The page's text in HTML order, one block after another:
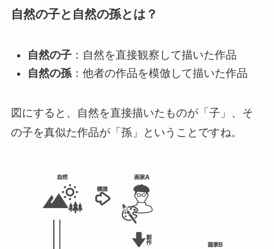
自然の子と自然の孫とは？
自然の子：自然を直接観察して描いた作品
自然の孫：他者の作品を模倣して描いた作品
図にすると、自然を直接描いたものが「子」、そ
の子を真似た作品が「孫」ということですね。